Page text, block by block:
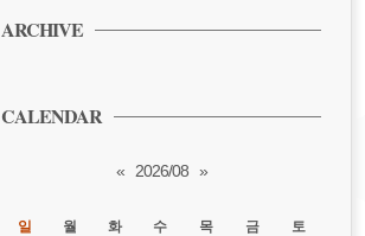
ARCHIVE
CALENDAR
« 2026/08 »
일 월 화 수 목 금 토